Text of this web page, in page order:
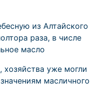
из Алтайского
раза, в числе
масло
уже могли
масличного